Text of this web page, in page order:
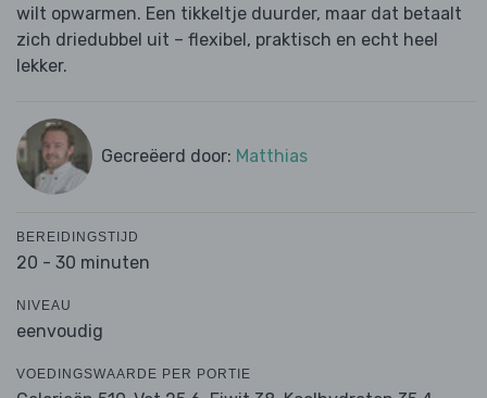
wilt opwarmen. Een tikkeltje duurder, maar dat betaalt
zich driedubbel uit – flexibel, praktisch en echt heel
lekker.
Gecreëerd door: Matthias
BEREIDINGSTIJD
20 - 30 minuten
NIVEAU
eenvoudig
VOEDINGSWAARDE PER PORTIE